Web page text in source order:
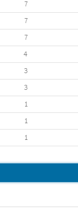
7
7
7
4
3
3
1
1
1